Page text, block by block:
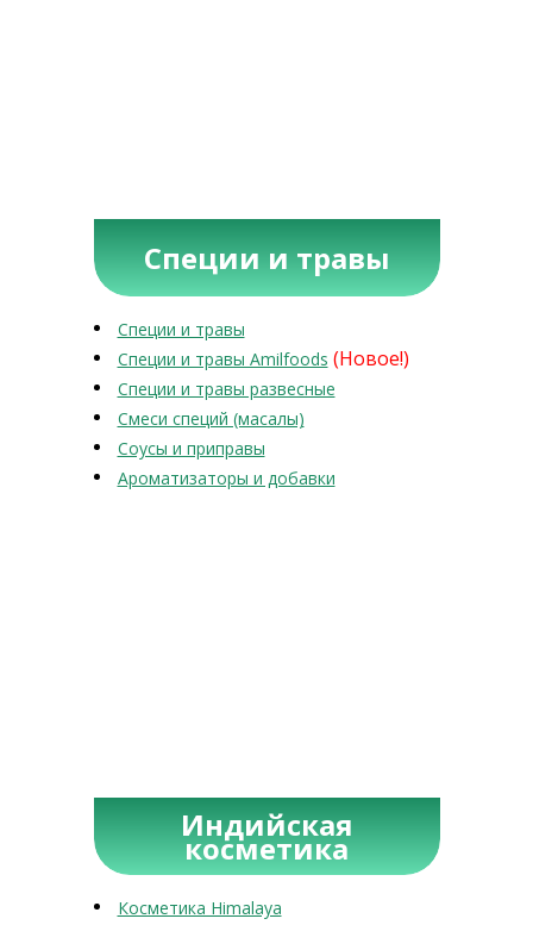
Специи и травы
Специи и травы
Специи и травы Amilfoods (Новое!)
Специи и травы развесные
Смеси специй (масалы)
Соусы и приправы
Ароматизаторы и добавки
Индийская
косметика
Косметика Himalaya